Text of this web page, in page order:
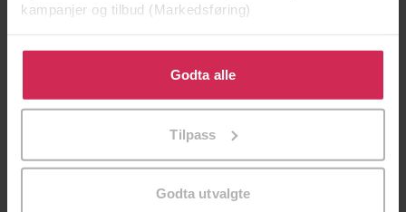
kampanjer og tilbud (Markedsføring)
Klikk på «Godta alle» for å gi oss ditt samtykke til å
bruke cookies for alle disse formålene. Du kan også
tilpasse ditt samtykke til spesifikke formål ved å klikke
Godta alle
Tilpass
Godta utvalgte
Jo Nesbø
Jørn Lier Horst